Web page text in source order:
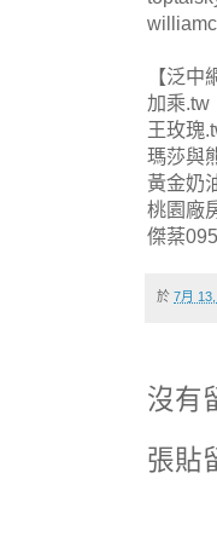
【泛中
加乘.tw
王玫瑰
瑪莎與
黃金奶
桃園廠
傑棻
於 7月
沒有
張貼